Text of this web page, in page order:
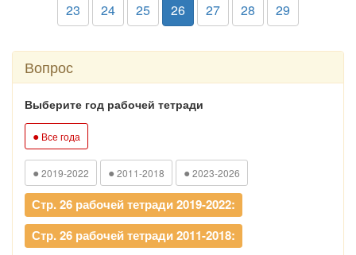
23 24 25 26 27 28 29
Вопрос
Выберите год рабочей тетради
● Все года
● 2019-2022 ● 2011-2018 ● 2023-2026
Стр. 26 рабочей тетради 2019-2022:
Стр. 26 рабочей тетради 2011-2018: